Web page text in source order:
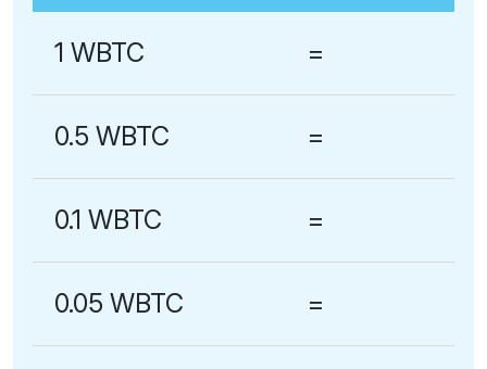
1 WBTC =
0.5 WBTC =
0.1 WBTC =
0.05 WBTC =